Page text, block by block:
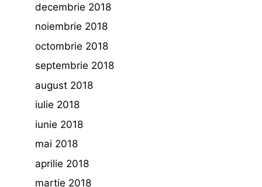
decembrie 2018
noiembrie 2018
octombrie 2018
septembrie 2018
august 2018
iulie 2018
iunie 2018
mai 2018
aprilie 2018
martie 2018